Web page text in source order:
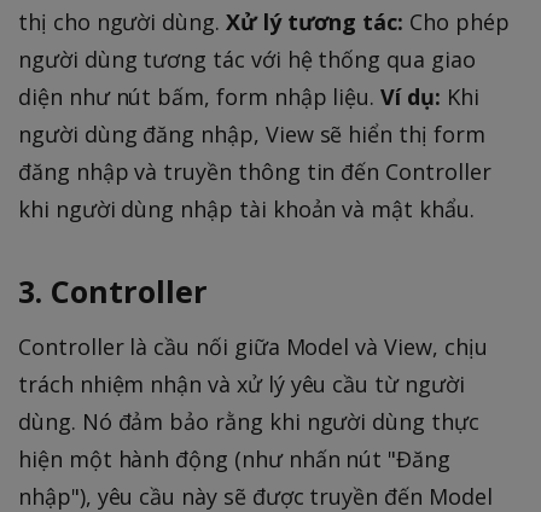
thị cho người dùng. Xử lý tương tác: Cho phép
người dùng tương tác với hệ thống qua giao
diện như nút bấm, form nhập liệu.Ví dụ: Khi
người dùng đăng nhập, View sẽ hiển thị form
đăng nhập và truyền thông tin đến Controller
khi người dùng nhập tài khoản và mật khẩu.
3. Controller
Controller là cầu nối giữa Model và View, chịu
trách nhiệm nhận và xử lý yêu cầu từ người
dùng. Nó đảm bảo rằng khi người dùng thực
hiện một hành động (như nhấn nút "Đăng
nhập"), yêu cầu này sẽ được truyền đến Model